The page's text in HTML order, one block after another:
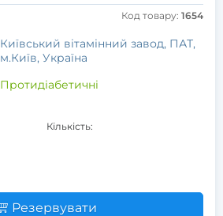
Код товару: 1654
Київський вітамінний завод, ПАТ,
м.Київ, Україна
Протидіабетичні
Кількість:
Резервувати